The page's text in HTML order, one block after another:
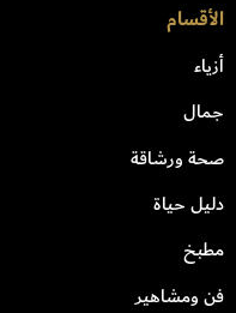
الأقسام
أزياء
جمال
صحة ورشاقة
دليل حياة
مطبخ
فن ومشاهير